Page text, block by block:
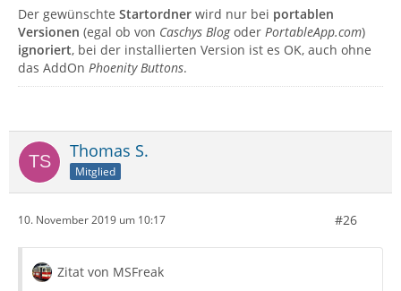
Der gewünschte Startordner wird nur bei portablen
Versionen (egal ob von Caschys Blogoder PortableApp.com)
ignoriert, bei der installierten Version ist es OK, auch ohne
das AddOn Phoenity Buttons.
Thomas S.
Mitglied
10. November 2019 um 10:17 #26
Zitat von MSFreak